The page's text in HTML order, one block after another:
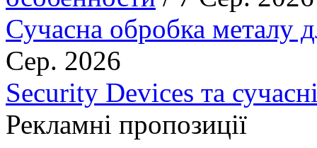
Сучасна обробка металу
Сер. 2026
Security Devices та
Рекламні пропозиції